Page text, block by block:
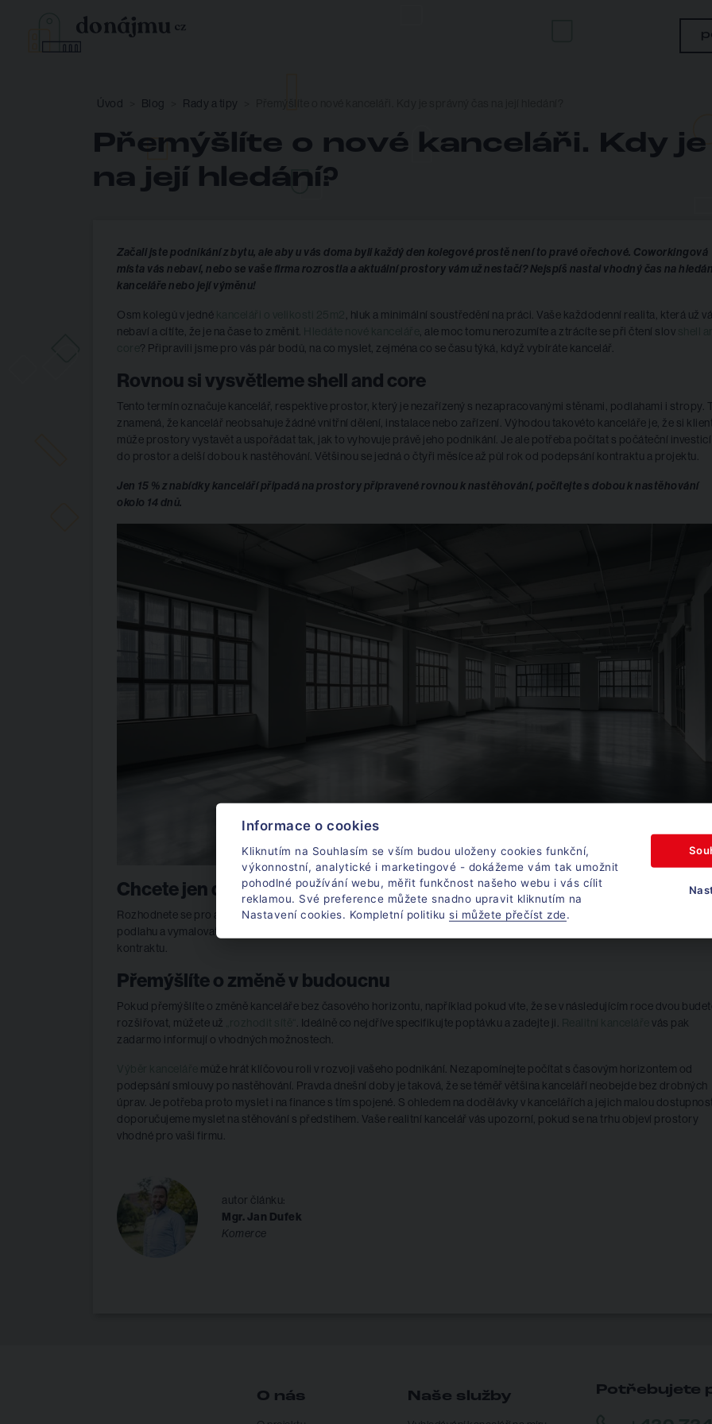
Úvod Blog Rady a tipy
Přemýšlíte o nové kanceláři. Kdy
na její hledání?
Začali jste podnikání z bytu, ale aby u vás doma byli každý den kolegové prostě není to pravé ořechové. Coworkingová
místa vás nebaví, nebo se vaše firma rozrostla a aktuální prostory vám už nestačí? Nejspíš nastal vhodný čas na
kanceláře nebo její výměnu!
Osm kolegů v jedné
, hluk a minimální soustředění na práci. Vaše každodenní realita, která už
nebaví a cítíte, že je na čase to změnit.
, ale moc tomu nerozumíte a ztrácíte se při čtení slov
? Připravili jsme pro vás pár bodů, na co myslet, zejména co se času týká, když vybíráte kancelář.
Rovnou si vysvětleme shell and core
Tento termín označuje kancelář, respektive prostor, který je nezařízený s nezapracovanými stěnami, podlahami i stropy.
znamená, že kancelář neobsahuje žádné vnitřní dělení, instalace nebo zařízení. Výhodou takovéto kanceláře je, že si
může prostory vystavět a uspořádat tak, jak to vyhovuje právě jeho podnikání. Je ale potřeba počítat s počáteční investicí
do prostor a delší dobou k nastěhování. Většinou se jedná o čtyři měsíce až půl rok od podepsání kontraktu a projektu.
Jen 15 % z nabídky kanceláří připadá na prostory připravené rovnou k nastěhování, počítejte s dobou k nastěhování
okolo 14 dnů.
Chcete jen drobné úpravy
Rozhodnete se pro administrativní prostory, ale chcete vyladit pár detailů. Například vybourat či přidat jednu příčku,
podlahu a vymalovat, tak to počítejte s realizací kolem jednoho až dvou měsíců. Opět nezapomínejte na měsíc k podpisu
kontraktu.
Přemýšlíte o změně v budoucnu
Pokud přemýšlíte o změně kanceláře bez časového horizontu, například pokud víte, že se v následujícím roce dvou
rozšiřovat, můžete už
. Ideálně co nejdříve specifikujte poptávku a zadejte ji.
vás pak
zadarmo informují o vhodných možnostech.
může hrát klíčovou roli v rozvoji vašeho podnikání. Nezapomínejte počítat s časovým horizontem od
podepsání smlouvy po nastěhování. Pravda dnešní doby je taková, že se téměř většina kanceláří neobejde bez drobných
úprav. Je potřeba proto myslet i na finance s tím spojené. S ohledem na dodělávky v kancelářích a jejich malou
doporučujeme myslet na stěhování s předstihem. Vaše realitní kancelář vás upozorní, pokud se na trhu objeví prostory
vhodné pro vaši firmu.
autor článku:
Mgr. Jan Dufek
Komerce
O nás Naše služby Potřebujete
Informace o cookies
Kliknutím na Souhlasím se vším budou uloženy cookies funkční,
výkonnostní, analytické i marketingové - dokážeme vám tak umožnit
pohodlné používání webu, měřit funkčnost našeho webu i vás cílit
reklamou. Své preference můžete snadno upravit kliknutím na
Nastavení cookies. Kompletní politiku si můžete přečíst zde.